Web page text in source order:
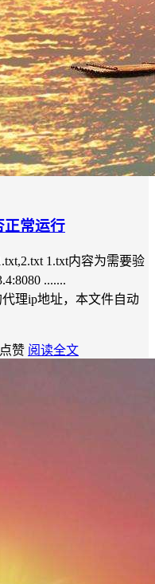
正常运行
1.txt内容为需要验
.......
代理ip地址，本文件自动
赞 阅读全文